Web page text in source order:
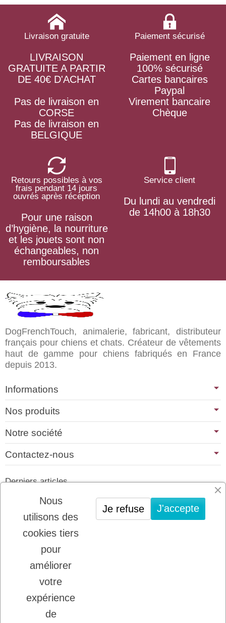
Livraison gratuite
LIVRAISON
GRATUITE A PARTIR
DE 40€ D'ACHAT
Pas de livraison en
CORSE
Pas de livraison en
BELGIQUE
Paiement sécurisé
Paiement en ligne
100% sécurisé
Cartes bancaires
Paypal
Virement bancaire
Chèque
Retours possibles à vos
frais pendant 14 jours
ouvrés après réception
Pour une raison
d’hygiène, la nourriture
et les jouets sont non
échangeables, non
remboursables
Service client
Du lundi au vendredi
de 14h00 à 18h30
DogFrenchTouch, animalerie, fabricant, distributeur
français pour chiens et chats. Créateur de vêtements
haut de gamme pour chiens fabriqués en France
depuis 2013.
Informations
Nos produits
Notre société
Contactez-nous
Derniers articles
01/07/2026
PLATINUM : LE MEILLEUR DE LA
VIANDE POUR CHIENS ET CHATS
22/08/2025
LADYBEL : DES SOINS FRANCAIS DE
GRANDE QUALITE
Inscription à la newsletter
Vous pouvez vous désinscrire à tout moment.
Nous
utilisons des
cookies tiers
pour
améliorer
votre
expérience
de
J'accepte
Je refuse